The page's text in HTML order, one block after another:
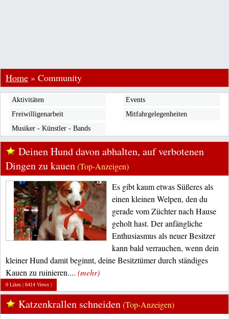
Home » Community
Aktivitäten
Events
Freiwilligenarbeit
Mitfahrgelegenheiten
Musiker - Künstler - Bands
Deinen Hund davon abhalten, auf verbotenen
Dingen zu kauen(Top-Anzeigen)
Es gibt kaum etwas Süßeres als
einen kleinen Welpen, den du
gerade vom Züchter nach Hause
geholt hast. Der anfängliche
Enthusiasmus als neuer Besitzer
kann bald verrauchen, wenn dein
kleiner Hund damit beginnt, deine Besitztümer durch ständiges
Kauen zu ruinieren.... (mehr)
0 Likes | 6414 Views |
Katzenkrallen schneiden(Top-Anzeigen)